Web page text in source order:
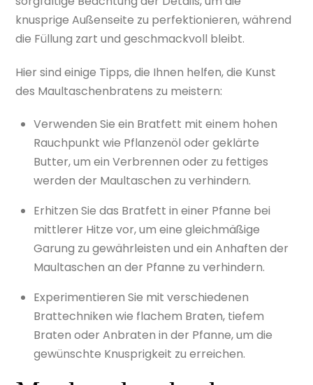
knusprige Außenseite zu perfektionieren, während
die Füllung zart und geschmackvoll bleibt.
Hier sind einige Tipps, die Ihnen helfen, die Kunst
des Maultaschenbratens zu meistern:
Verwenden Sie ein Bratfett mit einem hohen
Rauchpunkt wie Pflanzenöl oder geklärte
Butter, um ein Verbrennen oder zu fettiges
werden der Maultaschen zu verhindern.
Erhitzen Sie das Bratfett in einer Pfanne bei
mittlerer Hitze vor, um eine gleichmäßige
Garung zu gewährleisten und ein Anhaften der
Maultaschen an der Pfanne zu verhindern.
Experimentieren Sie mit verschiedenen
Brattechniken wie flachem Braten, tiefem
Braten oder Anbraten in der Pfanne, um die
gewünschte Knusprigkeit zu erreichen.